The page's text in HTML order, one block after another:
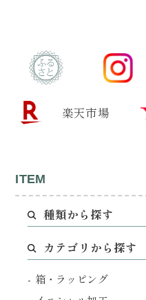
楽天市場
ITEM
種類から探す
カテゴリから探す
箱・ラッピング